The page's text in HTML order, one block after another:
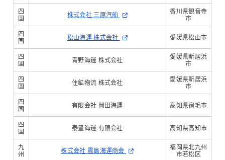
四
国
株式会社 三原汽船
香川県観音寺
市
四
国
松山海運 株式会社 愛媛県松山市
四
国
青野海運 株式会社
愛媛県新居浜
市
四
国
住鉱物流 株式会社
愛媛県新居浜
市
四
国
有限会社 岡田海運 高知県宿毛市
四
国
泰豊海運 有限会社 高知県高知市
九
州
株式会社 霧島海運商会
福岡県北九州
市若松区